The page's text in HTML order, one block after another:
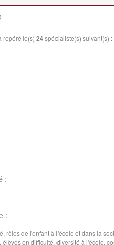
repéré le(s) 24spécialiste(s) suivant(s) :
:
:
rôles de l'enfant à l'école et dans la
en difficulté, diversité à l'école,